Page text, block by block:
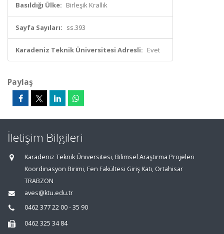
Basıldığı Ülke: Birleşik Krallık
Sayfa Sayıları: ss.393
Karadeniz Teknik Üniversitesi Adresli: Evet
Paylaş
İletişim Bilgileri
Karadeniz Teknik Üniversitesi, Bilimsel Araştırma Projeleri
Koordinasyon Birimi, Fen Fakültesi Giriş Katı, Ortahisar
TRABZON
aves@ktu.edu.tr
0462 377 22 00 - 35 90
0462 325 34 84